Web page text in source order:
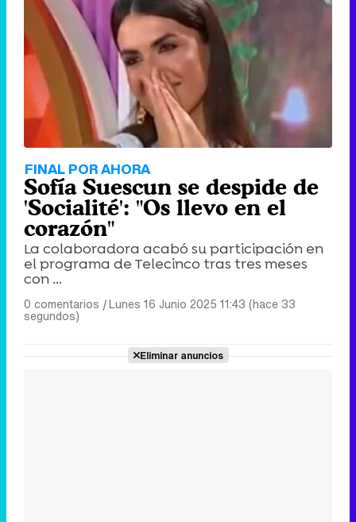
FINAL POR AHORA
Sofía Suescun se despide de
'Socialité': "Os llevo en el
corazón"
La colaboradora acabó su participación en
el programa de Telecinco tras tres meses
con ...
0 comentarios |Lunes 16 Junio 2025 11:43 (hace 33
segundos)
Eliminar anuncios